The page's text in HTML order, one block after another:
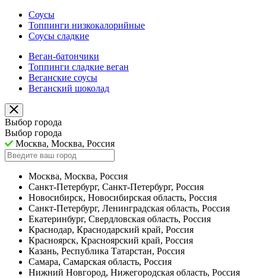
Соусы
Топпинги низкокалорийные
Соусы сладкие
Веган-батончики
Топпинги сладкие веган
Веганские соусы
Веганский шоколад
Выбор города
Выбор города
Москва, Москва, Россия
Москва, Москва, Россия
Санкт-Петербург, Санкт-Петербург, Россия
Новосибирск, Новосибирская область, Россия
Санкт-Петербург, Ленинградская область, Россия
Екатеринбург, Свердловская область, Россия
Краснодар, Краснодарский край, Россия
Красноярск, Красноярский край, Россия
Казань, Республика Татарстан, Россия
Самара, Самарская область, Россия
Нижний Новгород, Нижегородская область, Россия